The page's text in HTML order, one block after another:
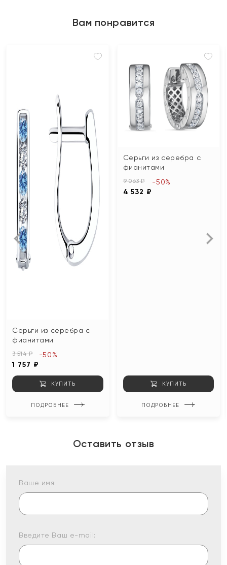
Вам понравится
Серьги из серебра с
фианитами
3 514 ₽
1 757 ₽
-50%
КУПИТЬ
ПОДРОБНЕЕ
Серьги из серебра с
фианитами
9 063 ₽
4 532 ₽
-50%
КУПИТЬ
ПОДРОБНЕЕ
Оставить отзыв
Ваше имя:
Введите Ваш e-mail: